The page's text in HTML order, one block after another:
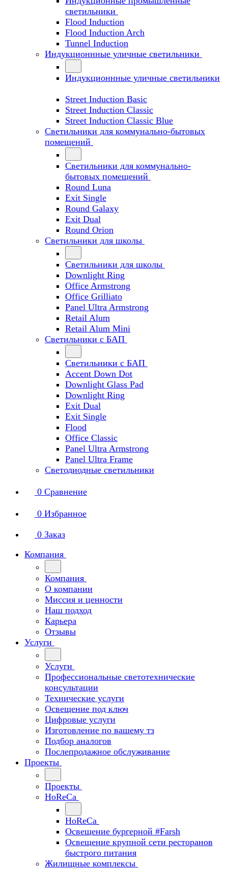
светильники
Flood Induction
Flood Induction Arch
Tunnel Induction
Индукционнные уличные светильники
Индукционнные уличные светильники
Street Induction Basic
Street Induction Classic
Street Induction Classic Blue
Светильники для коммунально-бытовых
помещений
Светильники для коммунально-
бытовых помещений
Round Luna
Exit Single
Round Galaxy
Exit Dual
Round Orion
Светильники для школы
Светильники для школы
Downlight Ring
Office Armstrong
Office Grilliato
Panel Ultra Armstrong
Retail Alum
Retail Alum Mini
Светильники с БАП
Светильники с БАП
Accent Down Dot
Downlight Glass Pad
Downlight Ring
Exit Dual
Exit Single
Flood
Office Classic
Panel Ultra Armstrong
Panel Ultra Frame
Светодиодные светильники
0 Сравнение
0 Избранное
0 Заказ
Компания
Компания
О компании
Миссия и ценности
Наш подход
Карьера
Отзывы
Услуги
Услуги
Профессиональные светотехнические
консультации
Технические услуги
Освещение под ключ
Цифровые услуги
Изготовление по вашему тз
Подбор аналогов
Послепродажное обслуживание
Проекты
Проекты
HoReCa
HoReCa
Освещение бургерной #Farsh
Освещение крупной сети ресторанов
быстрого питания
Жилищные комплексы